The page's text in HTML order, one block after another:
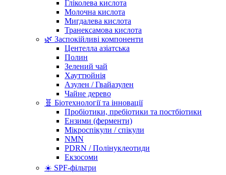
Гліколева кислота
Молочна кислота
Мигдалева кислота
Транексамова кислота
🌿 Заспокійливі компоненти
Центелла азіатська
Полин
Зелений чай
Хауттюйнія
Азулен / Гвайазулен
Чайне дерево
🧬 Біотехнології та інновації
Пробіотики, пребіотики та постбіотики
Ензими (ферменти)
Мікроспікули / спікули
NMN
PDRN / Полінуклеотиди
Екзосоми
☀️ SPF-фільтри